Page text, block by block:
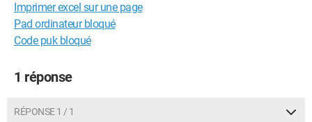
Imprimer excel sur une page
Pad ordinateur bloqué
Code puk bloqué
1 réponse
RÉPONSE 1 / 1